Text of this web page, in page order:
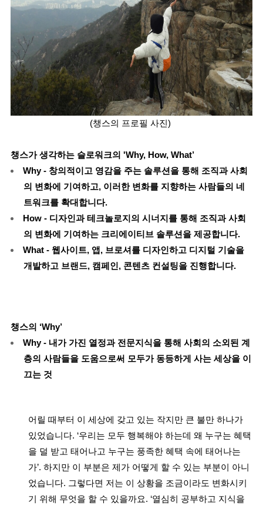
(챙스의 프로필 사진)
챙스가 생각하는 슬로워크의 'Why, How, What’
Why - 창의적이고 영감을 주는 솔루션을 통해 조직과 사회
의 변화에 기여하고, 이러한 변화를 지향하는 사람들의 네
트워크를 확대합니다.
How - 디자인과 테크놀로지의 시너지를 통해 조직과 사회
의 변화에 기여하는 크리에이티브 솔루션을 제공합니다.
What - 웹사이트, 앱, 브로셔를 디자인하고 디지털 기술을
개발하고 브랜드, 캠페인, 콘텐츠 컨설팅을 진행합니다.
챙스의 ‘Why’
Why - 내가 가진 열정과 전문지식을 통해 사회의 소외된 계
층의 사람들을 도움으로써 모두가 동등하게 사는 세상을 이
끄는 것
어릴 때부터 이 세상에 갖고 있는 작지만 큰 불만 하나가
있었습니다. ‘우리는 모두 행복해야 하는데 왜 누구는 혜택
을 덜 받고 태어나고 누구는 풍족한 혜택 속에 태어나는
가’. 하지만 이 부분은 제가 어떻게 할 수 있는 부분이 아니
었습니다. 그렇다면 저는 이 상황을 조금이라도 변화시키
기 위해 무엇을 할 수 있을까요. ‘열심히 공부하고 지식을